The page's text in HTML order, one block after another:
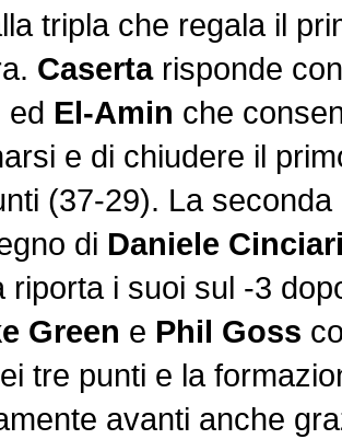
tripla che regala il
Casertarisponde
ed El-Amin che
e di chiudere il
(37-29). La
di Daniele
riporta i suoi sul -3
Green e Phil Goss
tre punti e la
avanti anche